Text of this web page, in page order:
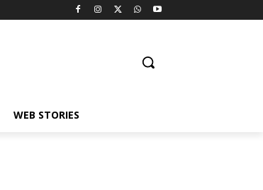
WEB STORIES